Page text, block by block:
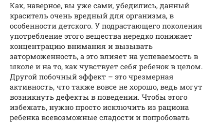
Как, наверное, вы уже сами, убедились, данный
краситель очень вредный для организма, в
особенности детского. У подрастающего поколения
употребление этого вещества нередко понижает
концентрацию внимания и вызывать
заторможенность, а это влияет на успеваемость в
школе и на то, как чувствует себя ребенок в целом.
Другой побочный эффект – это чрезмерная
активность, что также вовсе не хорошо, ведь могут
возникнуть дефекты в поведении. Чтобы этого
избежать, нужно просто исключить из рациона
ребенка всевозможные сладости и попробовать